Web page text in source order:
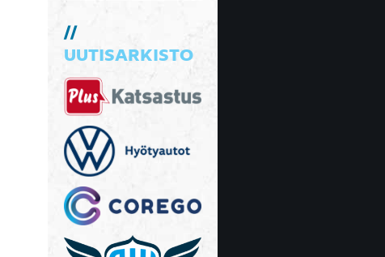
UUTISARKISTO